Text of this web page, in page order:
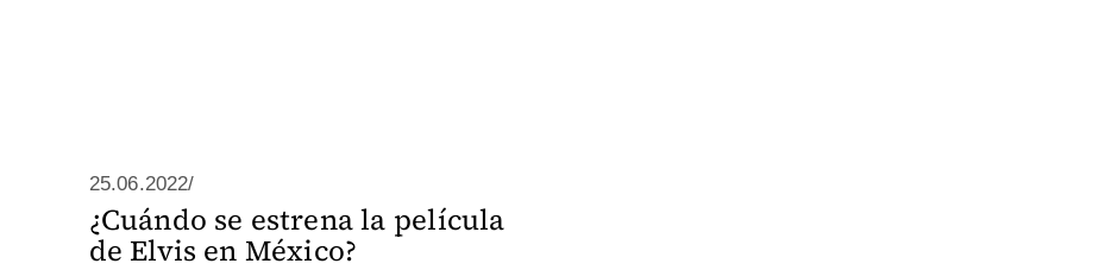
25.06.2022/
¿Cuándo se estrena la película
de Elvis en México?